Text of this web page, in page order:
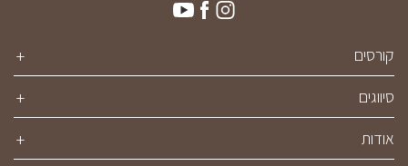
קורסים
סיווגים
אודות